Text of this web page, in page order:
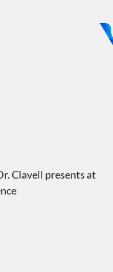
Clavell presents at